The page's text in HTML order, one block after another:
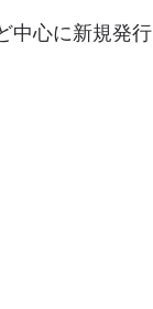
中心に新規発行